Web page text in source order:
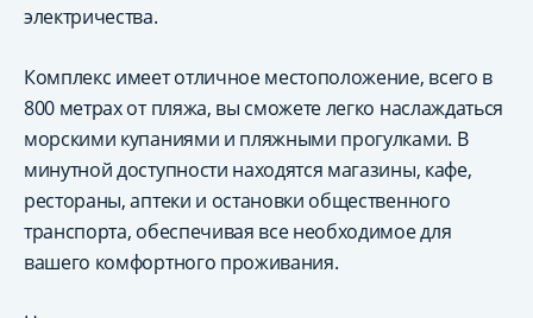
электричества.
Комплекс имеет отличное местоположение, всего в
800 метрах от пляжа, вы сможете легко наслаждаться
морскими купаниями и пляжными прогулками. В
минутной доступности находятся магазины, кафе,
рестораны, аптеки и остановки общественного
транспорта, обеспечивая все необходимое для
вашего комфортного проживания.